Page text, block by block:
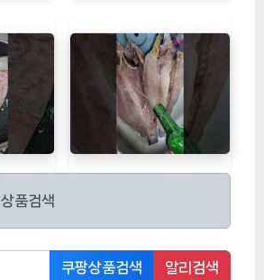
품검색
쿠팡상품검색 알리검색